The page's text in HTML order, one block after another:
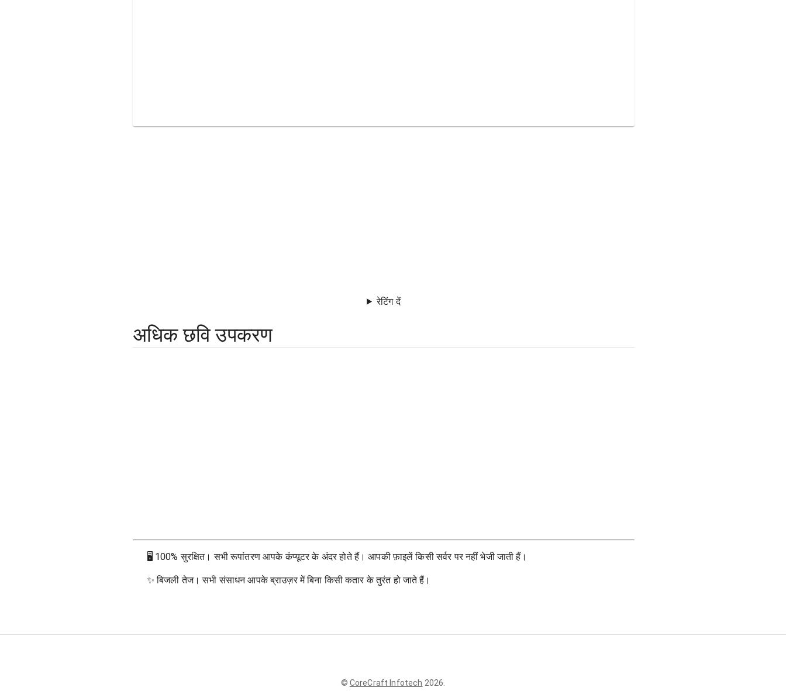
रेटिंग दें
अधिक छवि उपकरण
🖥 100% सुरक्षित। सभी रूपांतरण आपके कंप्यूटर के अंदर होते हैं। आपकी फ़ाइलें किसी सर्वर पर नहीं भेजी जाती हैं।
✨बिजली तेज। सभी संसाधन आपके ब्राउज़र में बिना किसी कतार के तुरंत हो जाते हैं।
© CoreCraft Infotech 2026